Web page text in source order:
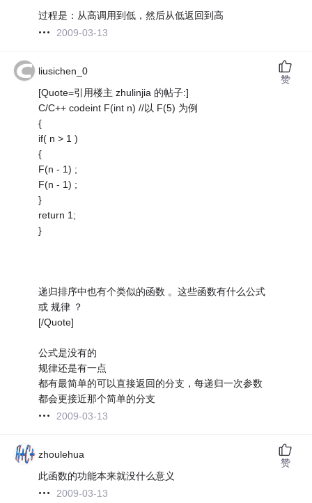
过程是：从高调用到低，然后从低返回到高
2009-03-13
liusichen_0
[Quote=引用楼主 zhulinjia 的帖子:]
C/C++ codeint F(int n) //以 F(5) 为例
{
if( n > 1 )
{
F(n - 1) ;
F(n - 1) ;
}
return 1;
}
递归排序中也有个类似的函数 。这些函数有什么公式
或 规律 ？
[/Quote]
公式是没有的
规律还是有一点
都有最简单的可以直接返回的分支，每递归一次参数
都会更接近那个简单的分支
2009-03-13
赞
zhoulehua
此函数的功能本来就没什么意义
2009-03-13
赞